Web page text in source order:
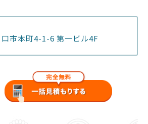
市本町4-1-6 第一ビル4F